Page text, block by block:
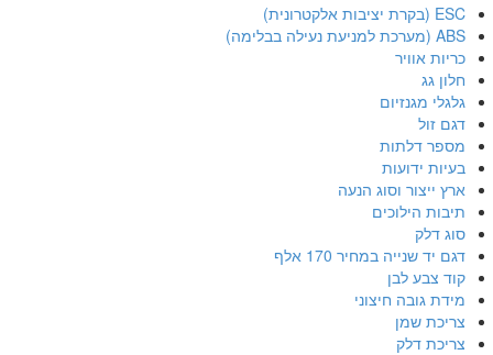
ESC (בקרת יציבות אלקטרונית)
ABS (מערכת למניעת נעילה בבלימה)
כריות אוויר
חלון גג
גלגלי מגנזיום
דגם זול
מספר דלתות
בעיות ידועות
ארץ ייצור וסוג הנעה
תיבות הילוכים
סוג דלק
דגם יד שנייה במחיר 170 אלף
קוד צבע לבן
מידת גובה חיצוני
צריכת שמן
צריכת דלק